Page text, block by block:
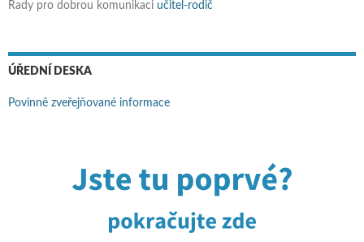
Rady pro dobrou komunikaci učitel-rodič
ÚŘEDNÍ DESKA
Povinně zveřejňované informace